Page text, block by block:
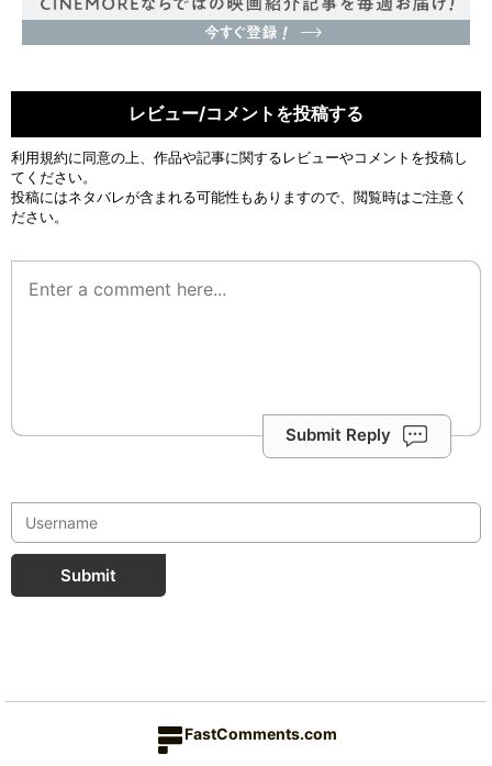
レビュー/コメントを投稿する
利用規約に同意の上、作品や記事に関するレビューやコメントを投稿し
てください。
投稿にはネタバレが含まれる可能性もありますので、閲覧時はご注意く
ださい。
Submit Reply
Submit
FastComments.com